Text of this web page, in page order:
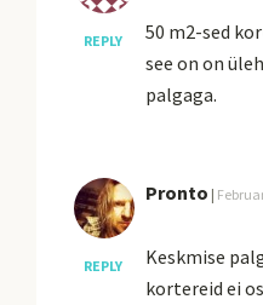
REPLY
50 m2-sed
see on on
palgaga.
REPLY
Pronto |
Keskmise
kortereid ei